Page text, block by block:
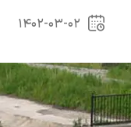
۱۴۰۲-۰۳-۰۲